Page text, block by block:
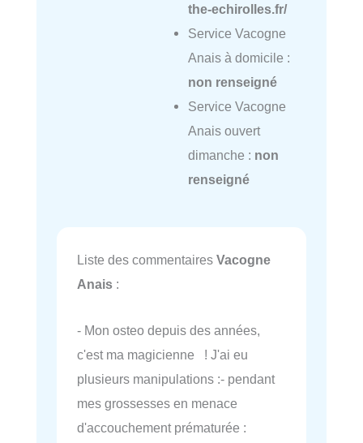
the-echirolles.fr/
Service Vacogne
Anais à domicile :
non renseigné
Service Vacogne
Anais ouvert
dimanche : non
renseigné
Liste des commentaires Vacogne
Anais :
- Mon osteo depuis des années,
c'est ma magicienne ! J'ai eu
plusieurs manipulations :- pendant
mes grossesses en menace
d'accouchement prématurée :